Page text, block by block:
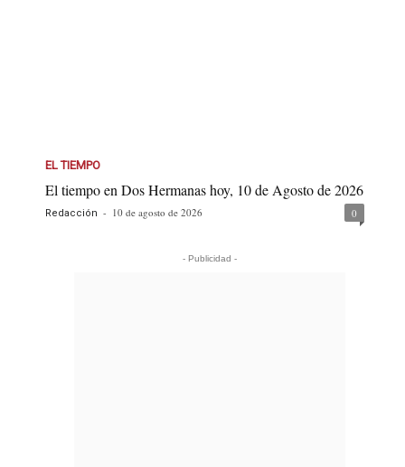
EL TIEMPO
El tiempo en Dos Hermanas hoy, 10 de Agosto de 2026
Redacción - 10 de agosto de 2026 0
- Publicidad -